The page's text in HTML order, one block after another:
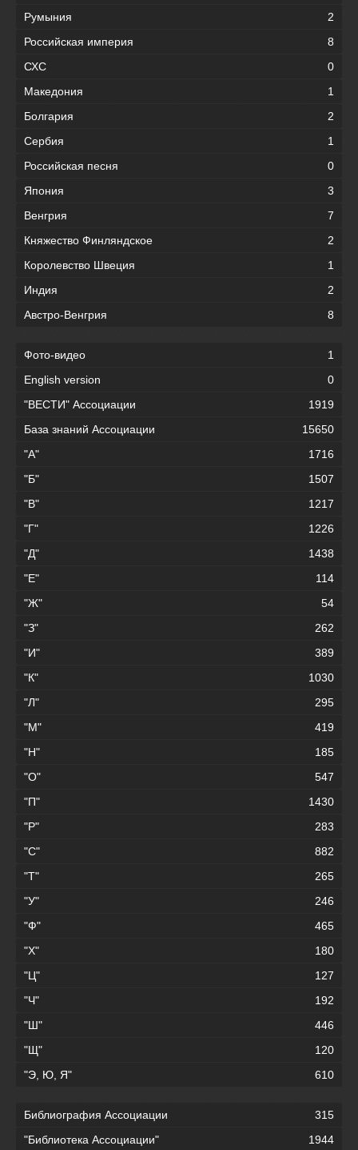
Румыния
2
Российская империя
8
СХС
0
Македония
1
Болгария
2
Сербия
1
Российская песня
0
Япония
3
Венгрия
7
Княжество Финляндское
2
Королевство Швеция
1
Индия
2
Австро-Венгрия
8
Фото-видео
1
English version
0
"ВЕСТИ" Ассоциации
1919
База знаний Ассоциации
15650
"А"
1716
"Б"
1507
"В"
1217
"Г"
1226
"Д"
1438
"Е"
114
"Ж"
54
"З"
262
"И"
389
"К"
1030
"Л"
295
"М"
419
"Н"
185
"О"
547
"П"
1430
"Р"
283
"С"
882
"Т"
265
"У"
246
"Ф"
465
"Х"
180
"Ц"
127
"Ч"
192
"Ш"
446
"Щ"
120
"Э, Ю, Я"
610
Библиография Ассоциации
315
"Библиотека Ассоциации"
1944